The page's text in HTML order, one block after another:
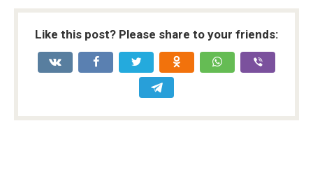
Like this post? Please share to your friends: